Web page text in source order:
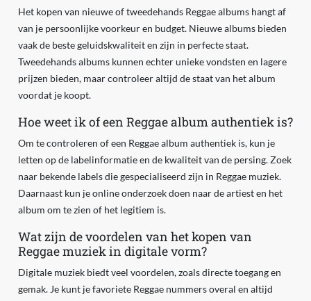
Het kopen van nieuwe of tweedehands Reggae albums hangt af
van je persoonlijke voorkeur en budget. Nieuwe albums bieden
vaak de beste geluidskwaliteit en zijn in perfecte staat.
Tweedehands albums kunnen echter unieke vondsten en lagere
prijzen bieden, maar controleer altijd de staat van het album
voordat je koopt.
Hoe weet ik of een Reggae album authentiek is?
Om te controleren of een Reggae album authentiek is, kun je
letten op de labelinformatie en de kwaliteit van de persing. Zoek
naar bekende labels die gespecialiseerd zijn in Reggae muziek.
Daarnaast kun je online onderzoek doen naar de artiest en het
album om te zien of het legitiem is.
Wat zijn de voordelen van het kopen van
Reggae muziek in digitale vorm?
Digitale muziek biedt veel voordelen, zoals directe toegang en
gemak. Je kunt je favoriete Reggae nummers overal en altijd